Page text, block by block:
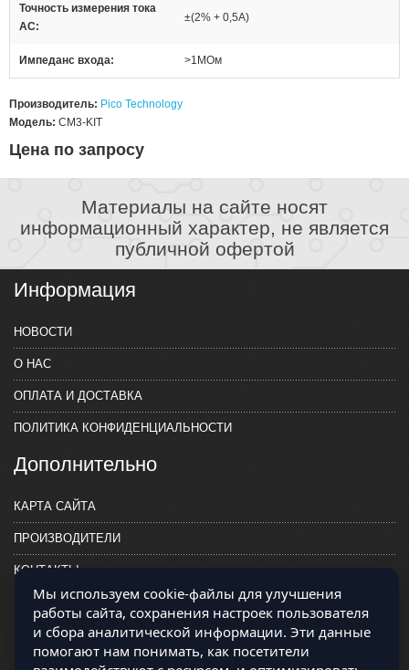
Точность измерения тока
AC
±(2% + 0,5A)
Импеданс входа >1МОм
Производитель: Pico Technology
Модель: CM3-KIT
Цена по запросу
Материалы на сайте носят
информационный характер, не является
публичной офертой
Информация
НОВОСТИ
О НАС
ОПЛАТА И ДОСТАВКА
ПОЛИТИКА КОНФИДЕНЦИАЛЬНОСТИ
Дополнительно
КАРТА САЙТА
ПРОИЗВОДИТЕЛИ
КОНТАКТЫ
Мы используем cookie-файлы для улучшения
работы сайта, сохранения настроек пользователя
и сбора аналитической информации. Эти данные
помогают нам понимать, как посетители